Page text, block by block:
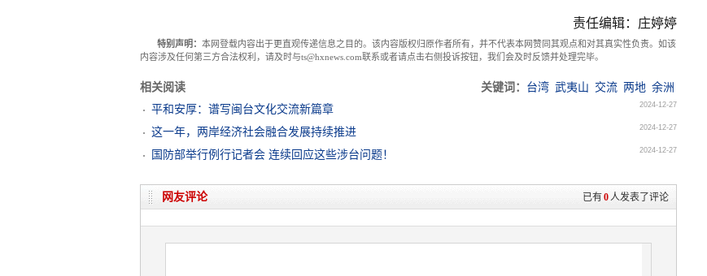
责任编辑：庄婷婷
特别声明： 本网登载内容出于更直观传递信息之目的。该内容版权归原作者所有，并不代表本网赞同其观点和对其真实性负责。如该
内容涉及任何第三方合法权利，请及时与ts@hxnews.com联系或者请点击右侧投诉按钮，我们会及时反馈并处理完毕。
相关阅读 关键词： 台湾 武夷山 交流 两地 余洲
平和安厚：谱写闽台文化交流新篇章
2024-12-27
这一年，两岸经济社会融合发展持续推进 2024-12-27
国防部举行例行记者会 连续回应这些涉台问题！ 2024-12-27
已有0 人发表了评论
网友评论